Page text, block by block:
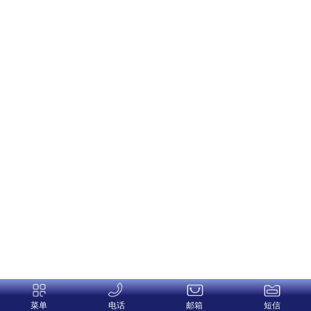
菜单 电话 邮箱 短信